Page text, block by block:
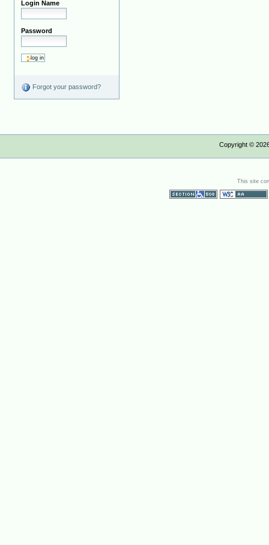
Login Name
Password
Forgot your password?
Copyright ©
This site